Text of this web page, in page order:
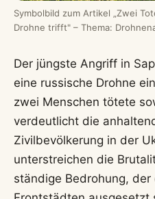
Symbolbild zum Artikel „Zwei
Drohne trifft" – Thema:
Der jüngste Angriff in
eine russische Drohne
zwei Menschen tötete
verdeutlicht die
Zivilbevölkerung in der
unterstreichen die
ständige Bedrohung, der